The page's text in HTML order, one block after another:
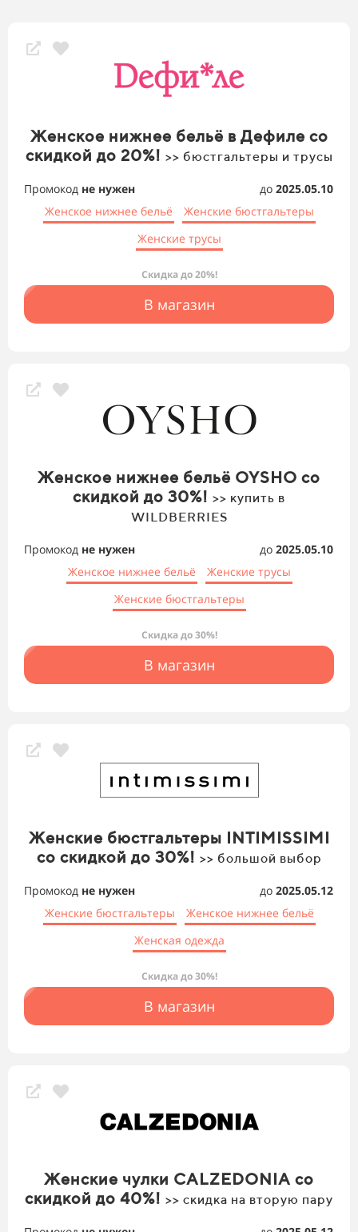
Женское нижнее бельё в Дефиле со
скидкой до 20%! >> бюстгальтеры и трусы
Промокод не нужен до 2025.05.10
Женское нижнее бельё
Женские бюстгальтеры
Женские трусы
Скидка до 20%!
В магазин
Женское нижнее бельё OYSHO со
скидкой до 30%! >> купить в
WILDBERRIES
Промокод не нужен до 2025.05.10
Женское нижнее бельё
Женские трусы
Женские бюстгальтеры
Скидка до 30%!
В магазин
Женские бюстгальтеры INTIMISSIMI
со скидкой до 30%! >> большой выбор
Промокод не нужен до 2025.05.12
Женские бюстгальтеры
Женское нижнее бельё
Женская одежда
Скидка до 30%!
В магазин
Женские чулки CALZEDONIA со
скидкой до 40%! >> скидка на вторую пару